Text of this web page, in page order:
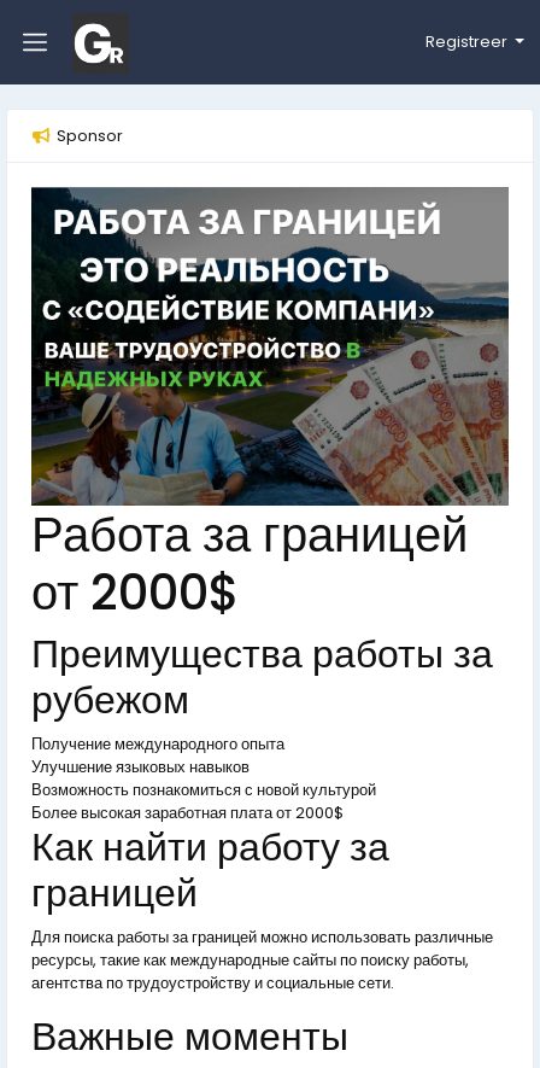
Registreer
Sponsor
Работа за границей
от 2000$
Преимущества работы за
рубежом
Получение международного опыта
Улучшение языковых навыков
Возможность познакомиться с новой культурой
Более высокая заработная плата от 2000$
Как найти работу за
границей
Для поиска работы за границей можно использовать различные
ресурсы, такие как международные сайты по поиску работы,
агентства по трудоустройству и социальные сети.
Важные моменты